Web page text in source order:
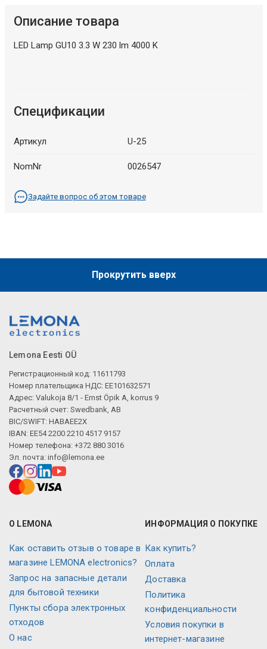
Описание товара
LED Lamp GU10 3.3 W 230 lm 4000 K
Спецификации
Артикул U-25
NomNr 0026547
Задайте вопрос об этом товаре
Прокрутить вверх
Lemona Eesti OÜ
Регистрационный код: 11611793
Номер плательщика НДС: EE101632571
Адрес: Valukoja 8/1 - Ernst Öpik A, korrus 9
Расчетный счет: Swedbank, AB
BIC/SWIFT: HABAEE2X
IBAN: EE54 2200 2210 4517 9157
Номер телефона: +372 880 3016
Эл. почта: info@lemona.ee
О LEMONA
Как оставить отзыв о товаре в
магазине LEMONA electronics?
Запрос на запасные детали
для бытовой техники
Пункты сбора электронных
отходов
О нас
ИНФОРМАЦИЯ О ПОКУПКЕ
Как купить?
Оплата
Доставка
Политика
конфиденциальности
Условия покупки в
интернет-магазине